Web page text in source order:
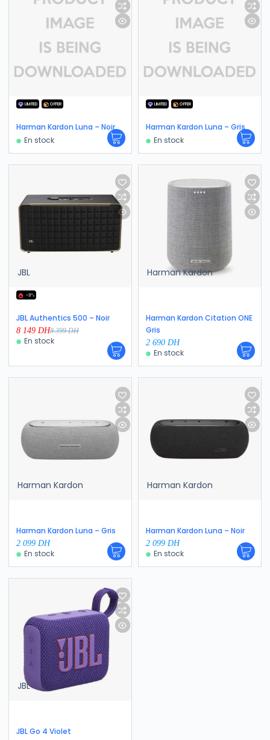
LIMITED OFFER
Harman Kardon Luna – Noir
En stock
LIMITED OFFER
Harman Kardon Luna – Gris
En stock
JBL
-3%
JBL Authentics 500 – Noir
8 399DH
8 149 DH
En stock
Harman Kardon
Harman Kardon Citation ONE
Gris
2 690 DH
En stock
Harman Kardon
Harman Kardon Luna – Gris
2 099 DH
En stock
Harman Kardon
Harman Kardon Luna – Noir
2 099 DH
En stock
JBL
JBL Go 4 Violet